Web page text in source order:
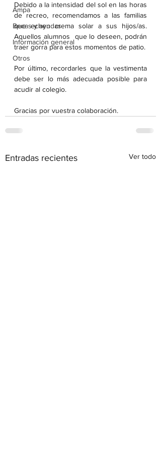
Ampa
Becas y ayudas
Información general
Otros
Debido a la intensidad del sol en las horas
de recreo, recomendamos a las familias
que echen crema solar a sus hijos/as.
Aquellos alumnos  que lo deseen, podrán
traer gorra para estos momentos de patio.
Por último, recordarles que la vestimenta
debe ser lo más adecuada posible para
acudir al colegio.
Gracias por vuestra colaboración.
Entradas recientes Ver todo